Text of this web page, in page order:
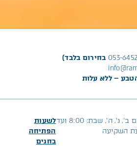
053- בחירום בלבד)
– ללא עלות
ימים ב’, ג’, ה’, שבת: 8:00 ועד
השקיעה
לשעות
הפתיחה
בחגים